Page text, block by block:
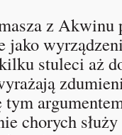
z Akwinu
jako
stuleci aż
tym
chorych